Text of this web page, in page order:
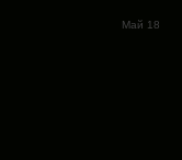
Май 18